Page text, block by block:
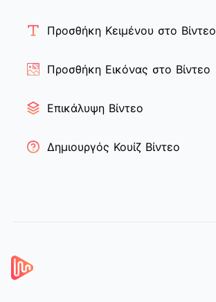
Προσθήκη Κειμένου στο Βίντεο
Προσθήκη Εικόνας στο Βίντεο
Επικάλυψη Βίντεο
Δημιουργός Κουίζ Βίντεο